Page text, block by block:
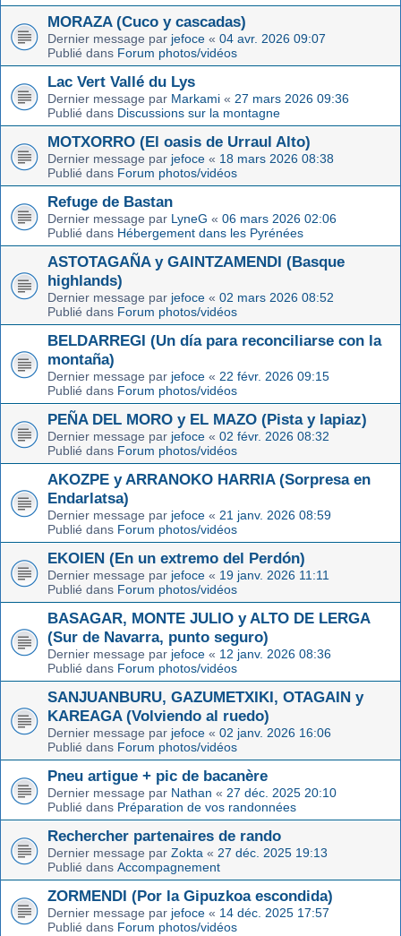
MORAZA (Cuco y cascadas)
Dernier message par jefoce « 04 avr. 2026 09:07
Publié dans Forum photos/vidéos
Lac Vert Vallé du Lys
Dernier message par Markami « 27 mars 2026 09:36
Publié dans Discussions sur la montagne
MOTXORRO (El oasis de Urraul Alto)
Dernier message par jefoce « 18 mars 2026 08:38
Publié dans Forum photos/vidéos
Refuge de Bastan
Dernier message par LyneG « 06 mars 2026 02:06
Publié dans Hébergement dans les Pyrénées
ASTOTAGAÑA y GAINTZAMENDI (Basque
highlands)
Dernier message par jefoce « 02 mars 2026 08:52
Publié dans Forum photos/vidéos
BELDARREGI (Un día para reconciliarse con la
montaña)
Dernier message par jefoce « 22 févr. 2026 09:15
Publié dans Forum photos/vidéos
PEÑA DEL MORO y EL MAZO (Pista y lapiaz)
Dernier message par jefoce « 02 févr. 2026 08:32
Publié dans Forum photos/vidéos
AKOZPE y ARRANOKO HARRIA (Sorpresa en
Endarlatsa)
Dernier message par jefoce « 21 janv. 2026 08:59
Publié dans Forum photos/vidéos
EKOIEN (En un extremo del Perdón)
Dernier message par jefoce « 19 janv. 2026 11:11
Publié dans Forum photos/vidéos
BASAGAR, MONTE JULIO y ALTO DE LERGA
(Sur de Navarra, punto seguro)
Dernier message par jefoce « 12 janv. 2026 08:36
Publié dans Forum photos/vidéos
SANJUANBURU, GAZUMETXIKI, OTAGAIN y
KAREAGA (Volviendo al ruedo)
Dernier message par jefoce « 02 janv. 2026 16:06
Publié dans Forum photos/vidéos
Pneu artigue + pic de bacanère
Dernier message par Nathan « 27 déc. 2025 20:10
Publié dans Préparation de vos randonnées
Rechercher partenaires de rando
Dernier message par Zokta « 27 déc. 2025 19:13
Publié dans Accompagnement
ZORMENDI (Por la Gipuzkoa escondida)
Dernier message par jefoce « 14 déc. 2025 17:57
Publié dans Forum photos/vidéos